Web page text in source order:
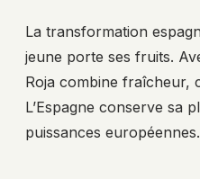
La transformation
jeune porte ses fruits.
Roja combine fraîcheur,
L’Espagne conserve sa
puissances européennes.